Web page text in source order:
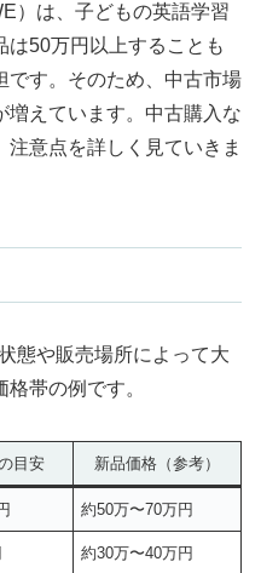
）は、子どもの英語学習
は50万円以上することも
です。そのため、中古市場
増えています。中古購入な
意点を詳しく見ていきま
態や販売場所によって大
帯の例です。
目安 新品価格（参考）
約50万〜70万円
約30万〜40万円